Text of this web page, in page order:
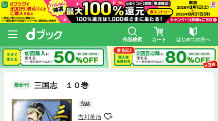
作品検索 カート はじめての方へ
最新刊 三国志 １０巻
完結
吉川英治